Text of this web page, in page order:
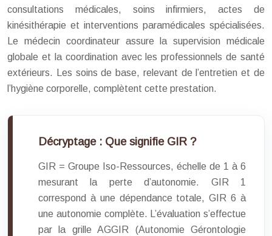
consultations médicales, soins infirmiers, actes de
kinésithérapie et interventions paramédicales spécialisées.
Le médecin coordinateur assure la supervision médicale
globale et la coordination avec les professionnels de santé
extérieurs. Les soins de base, relevant de l’entretien et de
l’hygiène corporelle, complètent cette prestation.
Décryptage : Que signifie GIR ?
GIR = Groupe Iso-Ressources, échelle de 1 à 6
mesurant la perte d’autonomie. GIR 1
correspond à une dépendance totale, GIR 6 à
une autonomie complète. L’évaluation s’effectue
par la grille AGGIR (Autonomie Gérontologie